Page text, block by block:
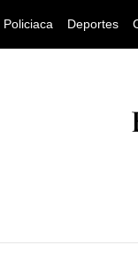
Policiaca Deportes